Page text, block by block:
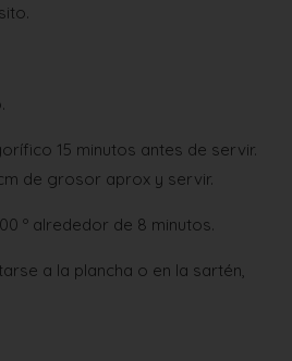
15 minutos antes de servir.
de grosor aprox y servir.
º alrededor de 8 minutos.
a la plancha o en la sartén,